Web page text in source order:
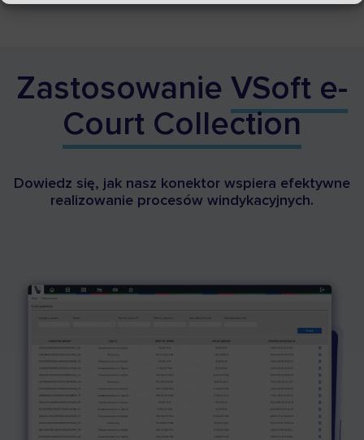
Zastosowanie VSoft e-
Court Collection
Dowiedz się, jak nasz konektor wspiera efektywne
realizowanie procesów windykacyjnych.